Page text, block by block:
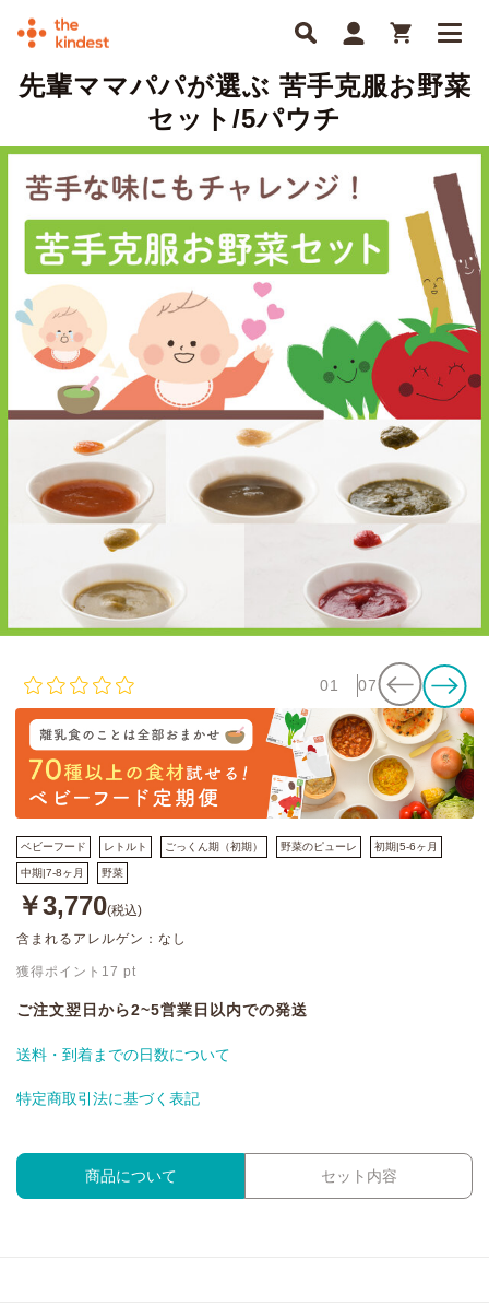
先輩ママパパが選ぶ 苦手克服お野菜
セット/5パウチ
01 07
ベビーフード レトルト ごっくん期（初期） 野菜のピューレ 初期|5-6ヶ月
中期|7-8ヶ月 野菜
￥3,770(税込)
含まれるアレルゲン：なし
獲得ポイント 17 pt
ご注文翌日から2~5営業日以内での発送
送料・到着までの日数について
特定商取引法に基づく表記
商品について セット内容